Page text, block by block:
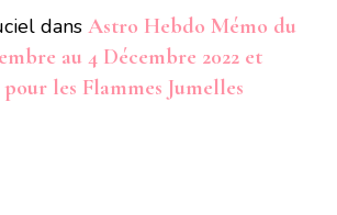
dans Astro Hebdo Mémo du
au 4 Décembre 2022 et
les Flammes Jumelles